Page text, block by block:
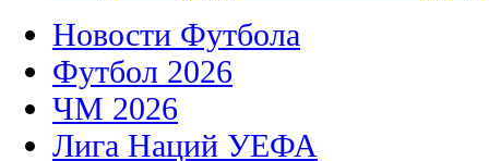
Новости Футбола
Футбол 2026
ЧМ 2026
Лига Наций УЕФА